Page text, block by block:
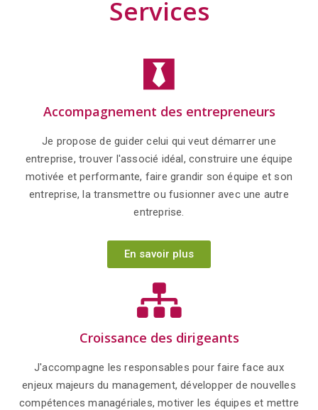
Services
Accompagnement des entrepreneurs
Je propose de guider celui qui veut démarrer une
entreprise, trouver l'associé idéal, construire une équipe
motivée et performante, faire grandir son équipe et son
entreprise, la transmettre ou fusionner avec une autre
entreprise.
En savoir plus
Croissance des dirigeants
J'accompagne les responsables pour faire face aux
enjeux majeurs du management, développer de nouvelles
compétences managériales, motiver les équipes et mettre